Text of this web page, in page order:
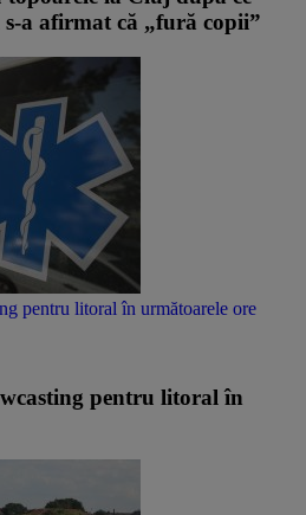
a afirmat că „fură copii”
pentru litoral în următoarele ore
pentru litoral în